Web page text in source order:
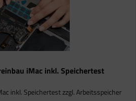
iMac inkl. Speichertest
inkl. Speichertest zzgl. Arbeitsspeicher